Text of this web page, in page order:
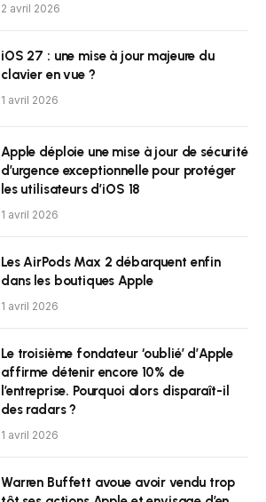
2 avril 2026
iOS 27 : une mise à jour majeure du
clavier en vue ?
1 avril 2026
Apple déploie une mise à jour de sécurité
d’urgence exceptionnelle pour protéger
les utilisateurs d’iOS 18
1 avril 2026
Les AirPods Max 2 débarquent enfin
dans les boutiques Apple
1 avril 2026
Le troisième fondateur ‘oublié’ d’Apple
affirme détenir encore 10% de
l’entreprise. Pourquoi alors disparaît-il
des radars ?
1 avril 2026
Warren Buffett avoue avoir vendu trop